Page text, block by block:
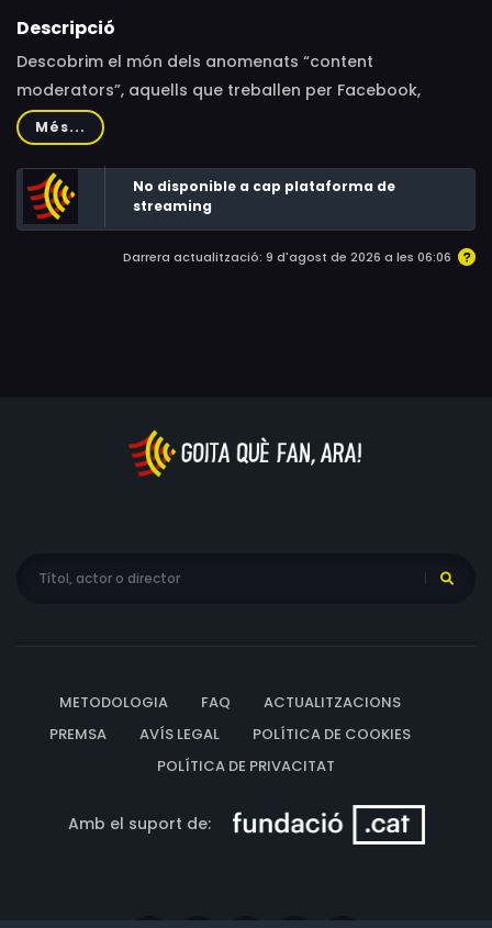
Descripció
Descobrim el món dels anomenats “content
moderators”, aquells que treballen per Facebook,
Twitter, Youtube i Google revisant cada imatge o vídeo
potencialment ofensius que pengem a la xarxa. Qui
controla el que publiquem, veiem i pensem?
Més...
No disponible a cap plataforma de
streaming
Darrera actualització: 9 d'agost de 2026 a les 06:06
METODOLOGIA FAQ
ACTUALITZACIONS
PREMSA
AVÍS LEGAL
POLÍTICA DE COOKIES
POLÍTICA DE PRIVACITAT
Amb el suport de: